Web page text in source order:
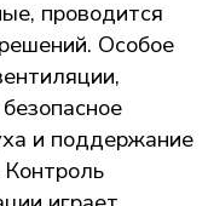
проводится
Особое
и поддержание